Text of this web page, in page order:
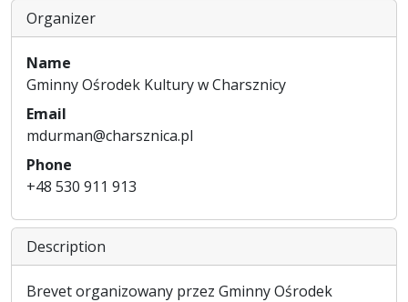
Organizer
Name
Gminny Ośrodek Kultury w Charsznicy
Email
mdurman@charsznica.pl
Phone
+48 530 911 913
Description
Brevet organizowany przez Gminny Ośrodek